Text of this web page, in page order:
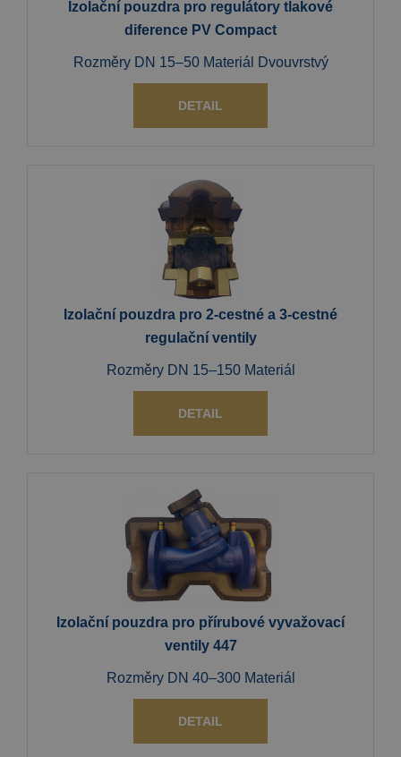
Izolační pouzdra pro regulátory tlakové
diference PV Compact
Rozměry DN 15–50 Materiál Dvouvrstvý
DETAIL
Izolační pouzdra pro 2-cestné a 3-cestné
regulační ventily
Rozměry DN 15–150 Materiál
DETAIL
Izolační pouzdra pro přírubové vyvažovací
ventily 447
Rozměry DN 40–300 Materiál
DETAIL